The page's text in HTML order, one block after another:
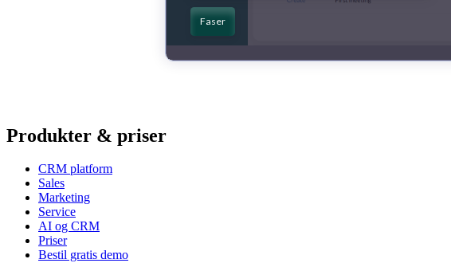
Produkter & priser
CRM platform
Sales
Marketing
Service
AI og CRM
Priser
Bestil gratis demo